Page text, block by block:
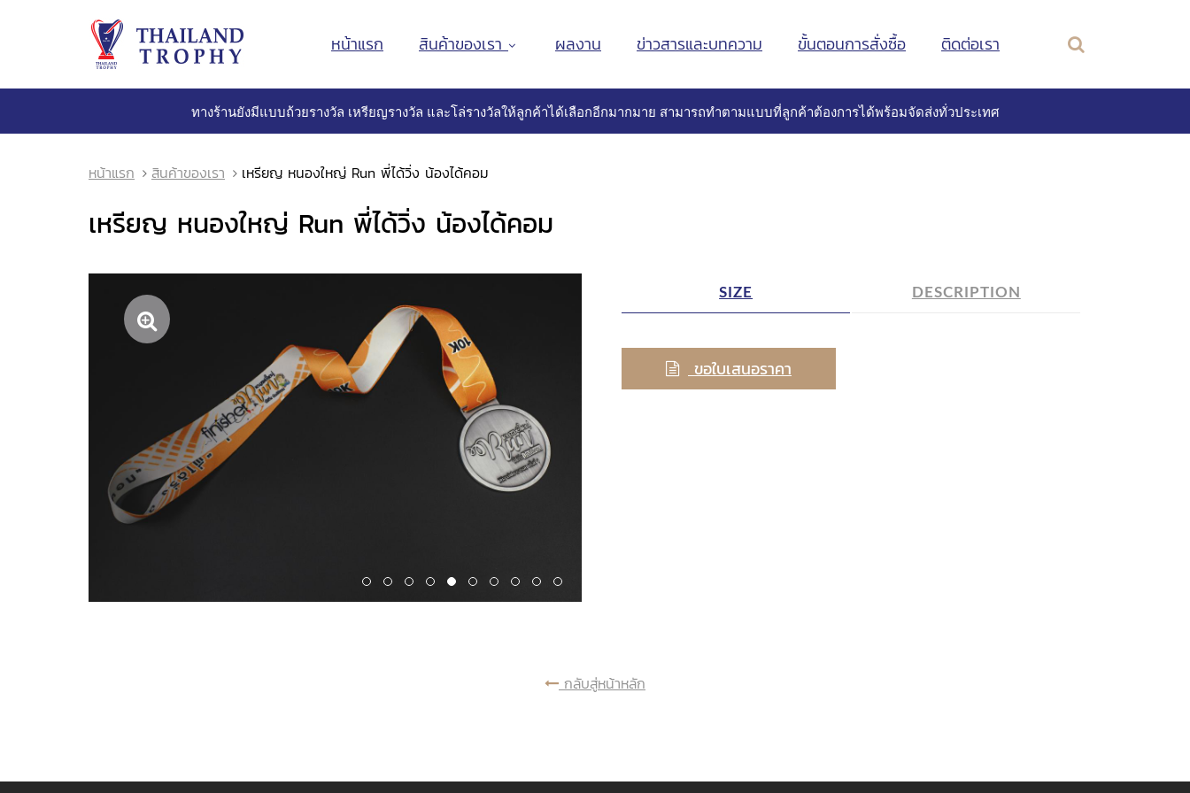
หน้าแรก สินค้าของเรา ผลงาน ข่าวสารและบทความ ขั้นตอนการสั่งซื้อ ติดต่อเรา
ทางร้านยังมีแบบถ้วยรางวัล เหรียญรางวัล และโล่รางวัลให้ลูกค้าได้เลือกอีกมากมาย สามารถทำตามแบบที่ลูกค้าต้องการได้พร้อมจัดส่งทั่วประเทศ
หน้าแรก สินค้าของเรา เหรียญ หนองใหญ่ Run พี่ได้วิ่ง น้องได้คอม
เหรียญ หนองใหญ่ Run พี่ได้วิ่ง น้องได้คอม
SIZE DESCRIPTION
ขอใบเสนอราคา
กลับสู่หน้าหลัก